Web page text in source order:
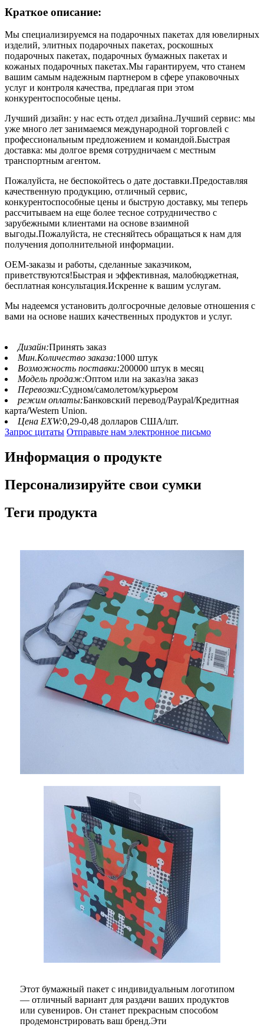
Краткое описание:
Мы специализируемся на подарочных пакетах для ювелирных
изделий, элитных подарочных пакетах, роскошных
подарочных пакетах, подарочных бумажных пакетах и ​​
кожаных подарочных пакетах.Мы гарантируем, что станем
вашим самым надежным партнером в сфере упаковочных
услуг и контроля качества, предлагая при этом
конкурентоспособные цены.
Лучший дизайн: у нас есть отдел дизайна.Лучший сервис: мы
уже много лет занимаемся международной торговлей с
профессиональным предложением и командой.Быстрая
доставка: мы долгое время сотрудничаем с местным
транспортным агентом.
Пожалуйста, не беспокойтесь о дате доставки.Предоставляя
качественную продукцию, отличный сервис,
конкурентоспособные цены и быструю доставку, мы теперь
рассчитываем на еще более тесное сотрудничество с
зарубежными клиентами на основе взаимной
выгоды.Пожалуйста, не стесняйтесь обращаться к нам для
получения дополнительной информации.
OEM-заказы и работы, сделанные заказчиком,
приветствуются!Быстрая и эффективная, малобюджетная,
бесплатная консультация.Искренне к вашим услугам.
Мы надеемся установить долгосрочные деловые отношения с
вами на основе наших качественных продуктов и услуг.
Дизайн:Принять заказ
Мин.Количество заказа:1000 штук
Возможность поставки:200000 штук в месяц
Модель продаж:Оптом или на заказ/на заказ
Перевозки:Судном/самолетом/курьером
режим оплаты:Банковский перевод/Paypal/Кредитная
карта/Western Union.
Цена EXW:0,29-0,48 долларов США/шт.
Запрос цитаты Отправьте нам электронное письмо
Информация о продукте
Персонализируйте свои сумки
Теги продукта
Этот бумажный пакет с индивидуальным логотипом
— отличный вариант для раздачи ваших продуктов
или сувениров. Он станет прекрасным способом
продемонстрировать ваш бренд.Эти